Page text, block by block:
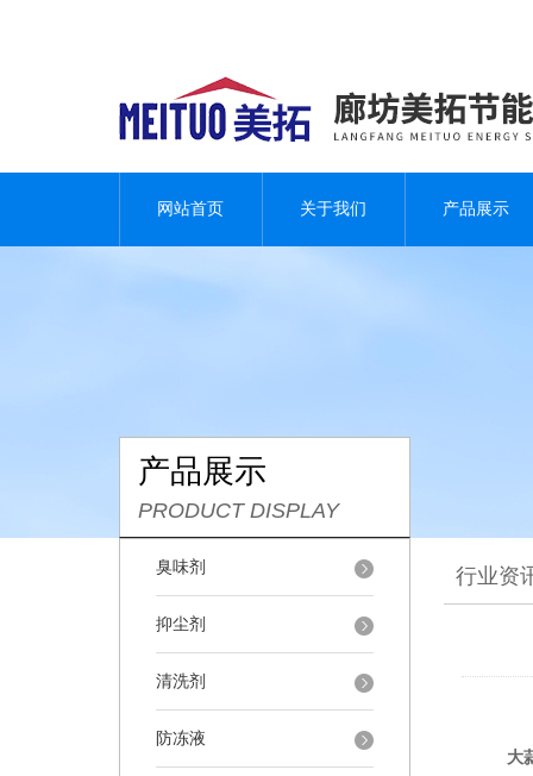
网站首页 关于我们 产品展示
产品展示
PRODUCT DISPLAY
臭味剂
抑尘剂
清洗剂
防冻液
行业资
大